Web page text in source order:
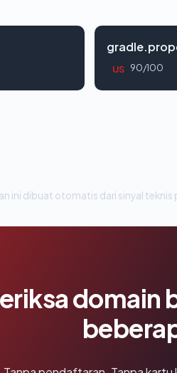
US 90/100
ini dibuat otomatis dari sinyal teknis
domain